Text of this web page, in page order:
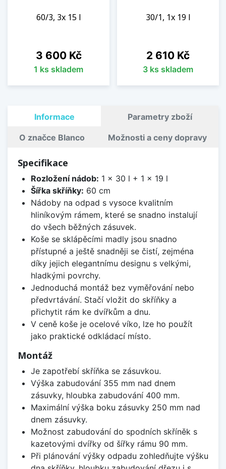
60/3, 3x 15 l
Cena
3 600 Kč
1 ks skladem
30/1, 1x 19 l
Cena
2 610 Kč
3 ks skladem
Informace Parametry zboží
O značce Blanco Možnosti a ceny dopravy
Specifikace
Rozložení nádob: 1 x 30 l + 1 x 19 l
Šířka skříňky: 60 cm
Nádoby na odpad s vysoce kvalitním
hliníkovým rámem, které se snadno instalují
do všech běžných zásuvek.
Koše se sklápěcími madly jsou snadno
přístupné a ještě snadněji se čistí, zejména
díky jejich elegantnímu designu s velkými,
hladkými povrchy.
Jednoduchá montáž bez vyměřování nebo
předvrtávání. Stačí vložit do skříňky a
přichytit rám ke dvířkům a dnu.
V ceně koše je ocelové víko, lze ho použít
jako praktické odkládací místo.
Montáž
Je zapotřebí skříňka se zásuvkou.
Výška zabudování 355 mm nad dnem
zásuvky, hloubka zabudování 400 mm.
Maximální výška boku zásuvky 250 mm nad
dnem zásuvky.
Možnost zabudování do spodních skříněk s
kazetovými dvířky od šířky rámu 90 mm.
Při plánování výšky odpadu zohledňujte výšku